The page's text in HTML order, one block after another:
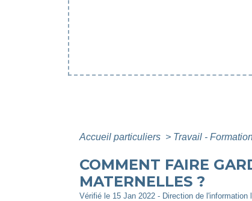
Accueil particuliers > Travail -
COMMENT FAIRE
MATERNELLES ?
Vérifié le 15 Jan 2022 - Direction de